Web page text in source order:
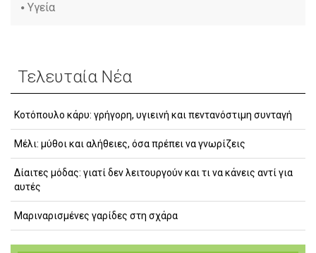
Υγεία
Τελευταία Νέα
Κοτόπουλο κάρυ: γρήγορη, υγιεινή και πεντανόστιμη συνταγή
Μέλι: μύθοι και αλήθειες, όσα πρέπει να γνωρίζεις
Δίαιτες μόδας: γιατί δεν λειτουργούν και τι να κάνεις αντί για
αυτές
Μαριναρισμένες γαρίδες στη σχάρα